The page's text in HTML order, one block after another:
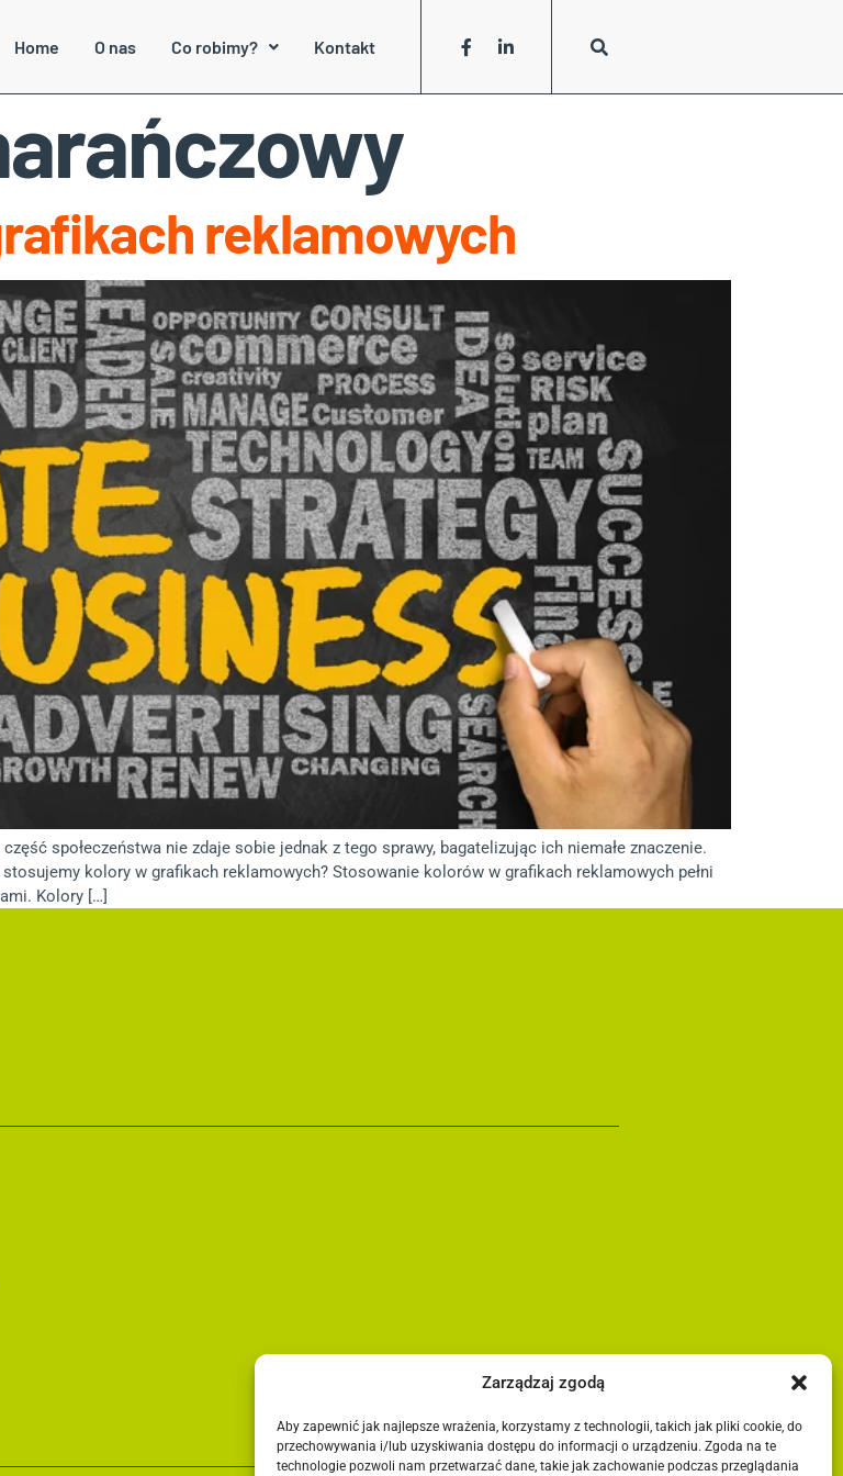
Zarządzaj zgodą
Aby zapewnić jak najlepsze wrażenia, korzystamy z technologii, takich jak pliki cookie, do
przechowywania i/lub uzyskiwania dostępu do informacji o urządzeniu. Zgoda na te
technologie pozwoli nam przetwarzać dane, takie jak zachowanie podczas przeglądania
Home O nas Co robimy? Kontakt
reklamowych
społeczeństwa nie zdaje sobie jednak z tego sprawy, bagatelizując ich niemałe znaczenie.
kolory w grafikach reklamowych? Stosowanie kolorów w grafikach reklamowych pełni
Kolory […]